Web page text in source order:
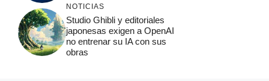
NOTICIAS
Studio Ghibli y editoriales
japonesas exigen a OpenAI
no entrenar su IA con sus
obras